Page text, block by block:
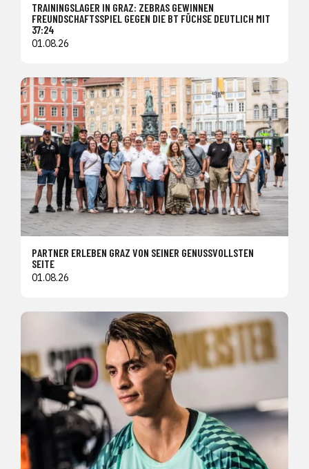
TRAININGSLAGER IN GRAZ: ZEBRAS GEWINNEN
FREUNDSCHAFTSSPIEL GEGEN DIE BT FÜCHSE DEUTLICH MIT
37:24
01.08.26
PARTNER ERLEBEN GRAZ VON SEINER GENUSSVOLLSTEN
SEITE
01.08.26